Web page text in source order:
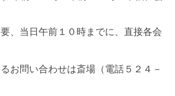
当日午前１０時までに、直接各会
い合わせは斎場（電話５２４－